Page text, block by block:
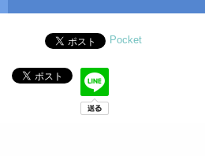
Pocket